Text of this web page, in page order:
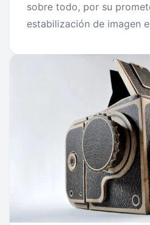
sobre todo, por su
estabilización de imagen